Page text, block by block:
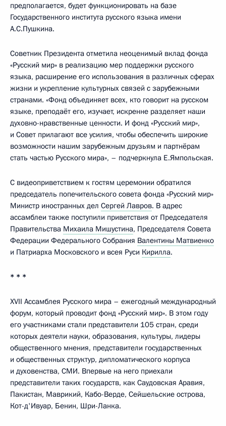
предполагается, будет функционировать на базе
Государственного института русского языка имени
А.С.Пушкина.
Советник Президента отметила неоценимый вклад фонда
«Русский мир» в реализацию мер поддержки русского
языка, расширение его использования в различных сферах
жизни и укрепление культурных связей с зарубежными
странами. «Фонд объединяет всех, кто говорит на русском
языке, преподаёт его, изучает, искренне разделяет наши
духовно-нравственные ценности. И фонд «Русский мир»,
и Совет прилагают все усилия, чтобы обеспечить широкие
возможности нашим зарубежным друзьям и партнёрам
стать частью Русского мира», – подчеркнула Е.Ямпольская.
С видеоприветствием к гостям церемонии обратился
председатель попечительского совета фонда «Русский мир»
Министр иностранных дел Сергей Лавров. В адрес
ассамблеи также поступили приветствия от Председателя
Правительства Михаила Мишустина, Председателя Совета
Федерации Федерального Собрания Валентины Матвиенко
и Патриарха Московского и всея Руси Кирилла.
* * *
XVII Ассамблея Русского мира – ежегодный международный
форум, который проводит фонд «Русский мир». В этом году
его участниками стали представители 105 стран, среди
которых деятели науки, образования, культуры, лидеры
общественного мнения, представители государственных
и общественных структур, дипломатического корпуса
и духовенства, СМИ. Впервые на него приехали
представители таких государств, как Саудовская Аравия,
Пакистан, Маврикий, Кабо-Верде, Сейшельские острова,
Кот-д'Ивуар, Бенин, Шри-Ланка.